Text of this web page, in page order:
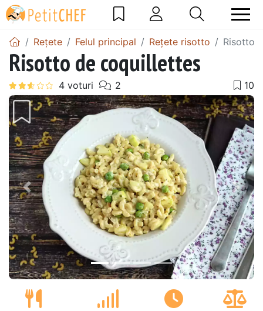
Rețete Felul principal Rețete risotto Risotto
Risotto de coquillettes
Precedentul